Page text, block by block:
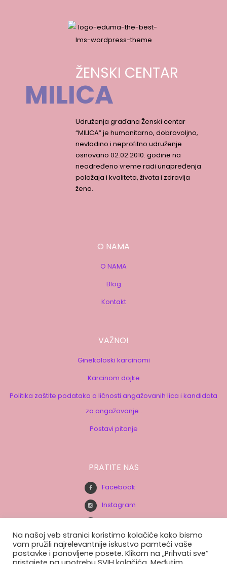
ŽENSKI CENTAR
MILICA
Udruženja građana Ženski centar
“MILICA” je humanitarno, dobrovoljno,
nevladino i neprofitno udruženje
osnovano 02.02.2010. godine na
neodređeno vreme radi unapređenja
položaja i kvaliteta, života i zdravlja
žena.
O NAMA
O NAMA
Blog
Kontakt
VAŽNO!
Ginekoloski karcinomi
Karcinom dojke
Politika zaštite podataka o ličnosti angažovanih lica i kandidata
za angažovanje .
Postavi pitanje
PRATITE NAS
Facebook
Instagram
BUDITE U TOKU.
Na našoj veb stranici koristimo kolačiće kako bismo
vam pružili najrelevantnije iskustvo pamteći vaše
postavke i ponovljene posete. Klikom na „Prihvati sve“